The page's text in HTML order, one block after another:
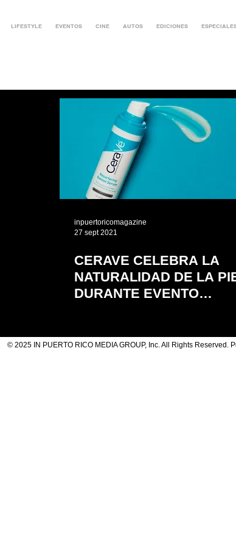
LIFESTYLE EVENTOS CINE AUTOS EDICIONES
inpuertoricomagazine
27 sept 2021
CERAVE CELEBRA LA
NATURALIDAD DE LA
DURANTE EVENTO
© 2025 IN PUERTO RICO MEDIA GROUP, Inc. All Rights Reserved.